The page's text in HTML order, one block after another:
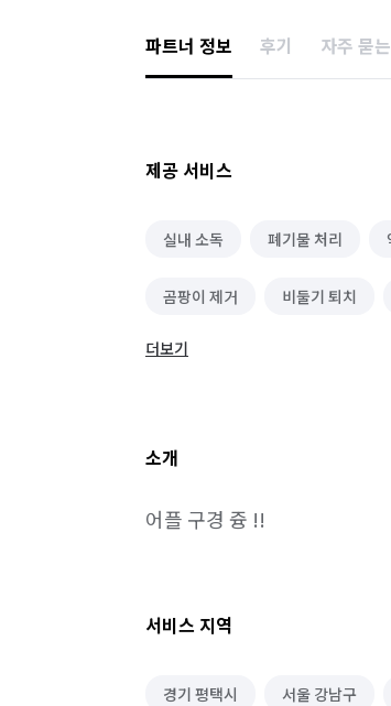
파트너 정보 후기 자주 묻
제공 서비스
실내 소독 폐기물 처리
곰팡이 제거 비둘기 퇴치
수질 관리/녹조 제거
바닥 청소 (왁스 코팅)
더보기
소개
어플 구경 즁 !!
서비스 지역
경기 평택시 서울 강남구